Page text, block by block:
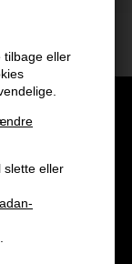
tilbage eller
slette eller